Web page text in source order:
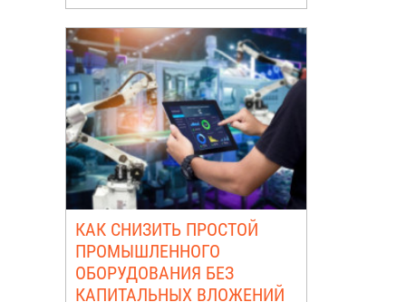
КАК СНИЗИТЬ ПРОСТОЙ
ПРОМЫШЛЕННОГО
ОБОРУДОВАНИЯ БЕЗ
КАПИТАЛЬНЫХ ВЛОЖЕНИЙ